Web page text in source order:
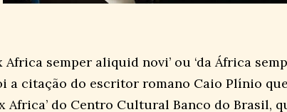
Africa semper aliquid novi’ ou ‘da África
a citação do escritor romano Caio Plínio
Africa’ do Centro Cultural Banco do Brasil,